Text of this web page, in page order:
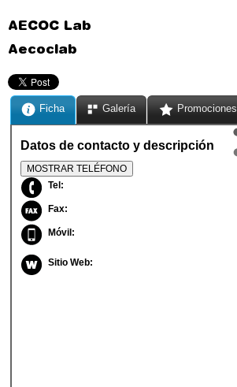
AECOC Lab
Aecoclab
Ficha Galería Promociones
Datos de contacto y descripción
MOSTRAR TELÉFONO
Tel:
Fax:
Móvil:
Sitio Web: